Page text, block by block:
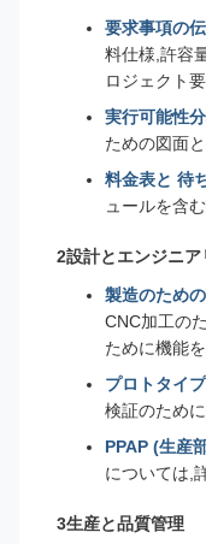
要求事項の
料仕様,許容
ロジェクト
実行可能性
ための図面
料金表と 待
ュールを含
2設計とエンジニ
製造のため
CNC加工の
ために機能
プロトタイ
検証のため
PPAP (生産
については,
3生産と品質管理